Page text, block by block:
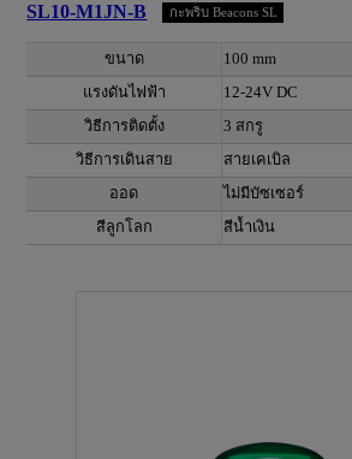
SL10-M1JN-B กะพริบ Beacons SL
ขนาด
100 mm
แรงดันไฟฟ้า
12-24V DC
วิธีการติดตั้ง
3 สกรู
วิธีการเดินสาย
สายเคเบิล
ออด
ไม่มีบัซเซอร์
สีลูกโลก
สีน้ำเงิน